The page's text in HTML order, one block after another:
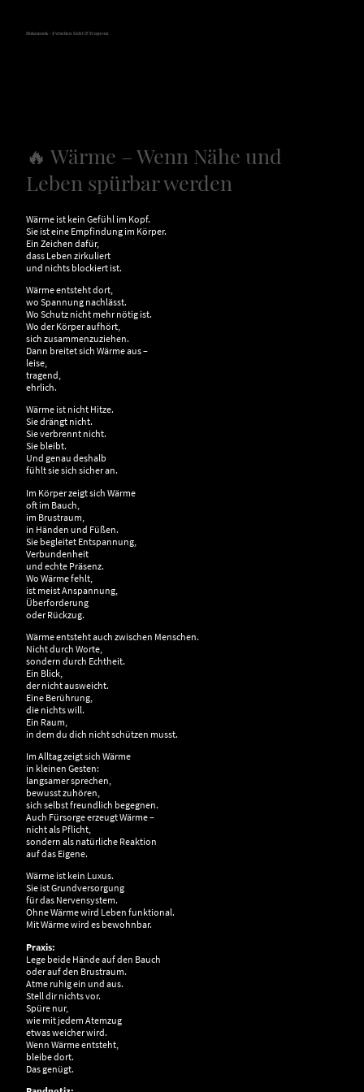
Hokamook - Zwischen Licht & Frequenz
🔥 Wärme – Wenn Nähe und
Leben spürbar werden
Wärme ist kein Gefühl im Kopf.
Sie ist eine Empfindung im Körper.
Ein Zeichen dafür,
dass Leben zirkuliert
und nichts blockiert ist.
Wärme entsteht dort,
wo Spannung nachlässt.
Wo Schutz nicht mehr nötig ist.
Wo der Körper aufhört,
sich zusammenzuziehen.
Dann breitet sich Wärme aus –
leise,
tragend,
ehrlich.
Wärme ist nicht Hitze.
Sie drängt nicht.
Sie verbrennt nicht.
Sie bleibt.
Und genau deshalb
fühlt sie sich sicher an.
Im Körper zeigt sich Wärme
oft im Bauch,
im Brustraum,
in Händen und Füßen.
Sie begleitet Entspannung,
Verbundenheit
und echte Präsenz.
Wo Wärme fehlt,
ist meist Anspannung,
Überforderung
oder Rückzug.
Wärme entsteht auch zwischen Menschen.
Nicht durch Worte,
sondern durch Echtheit.
Ein Blick,
der nicht ausweicht.
Eine Berührung,
die nichts will.
Ein Raum,
in dem du dich nicht schützen musst.
Im Alltag zeigt sich Wärme
in kleinen Gesten:
langsamer sprechen,
bewusst zuhören,
sich selbst freundlich begegnen.
Auch Fürsorge erzeugt Wärme –
nicht als Pflicht,
sondern als natürliche Reaktion
auf das Eigene.
Wärme ist kein Luxus.
Sie ist Grundversorgung
für das Nervensystem.
Ohne Wärme wird Leben funktional.
Mit Wärme wird es bewohnbar.
Praxis:
Lege beide Hände auf den Bauch
oder auf den Brustraum.
Atme ruhig ein und aus.
Stell dir nichts vor.
Spüre nur,
wie mit jedem Atemzug
etwas weicher wird.
Wenn Wärme entsteht,
bleibe dort.
Das genügt.